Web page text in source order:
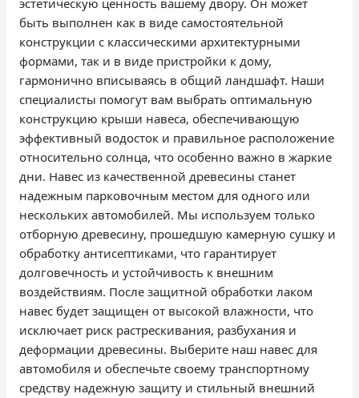
эстетическую ценность вашему двору. Он может
быть выполнен как в виде самостоятельной
конструкции с классическими архитектурными
формами, так и в виде пристройки к дому,
гармонично вписываясь в общий ландшафт. Наши
специалисты помогут вам выбрать оптимальную
конструкцию крыши навеса, обеспечивающую
эффективный водосток и правильное расположение
относительно солнца, что особенно важно в жаркие
дни. Навес из качественной древесины станет
надежным парковочным местом для одного или
нескольких автомобилей. Мы используем только
отборную древесину, прошедшую камерную сушку и
обработку антисептиками, что гарантирует
долговечность и устойчивость к внешним
воздействиям. После защитной обработки лаком
навес будет защищен от высокой влажности, что
исключает риск растрескивания, разбухания и
деформации древесины. Выберите наш навес для
автомобиля и обеспечьте своему транспортному
средству надежную защиту и стильный внешний